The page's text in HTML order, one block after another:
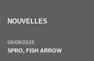
NOUVELLES
06/08/2026
SPRO, FISH ARROW